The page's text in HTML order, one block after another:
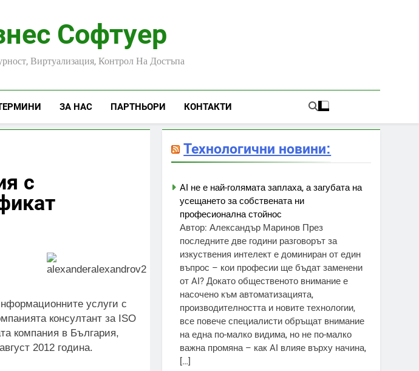
Софтуер
Виртуализация, Контрол На Достъпа
ЗА НАС ПАРТНЬОРИ КОНТАКТИ
с
услуги с
консултант за ISO
компания в България,
2012 година.
Технологични новини:
AI не е най-голямата заплаха, а загубата на
усещането за собствената ни
професионална стойнос
Автор: Александър Маринов През
последните две години разговорът за
изкуствения интелект е доминиран от един
въпрос – кои професии ще бъдат заменени
от AI? Докато общественото внимание е
насочено към автоматизацията,
производителността и новите технологии,
все повече специалисти обръщат внимание
на една по-малко видима, но не по-малко
важна промяна – как AI влияе върху начина,
[…]